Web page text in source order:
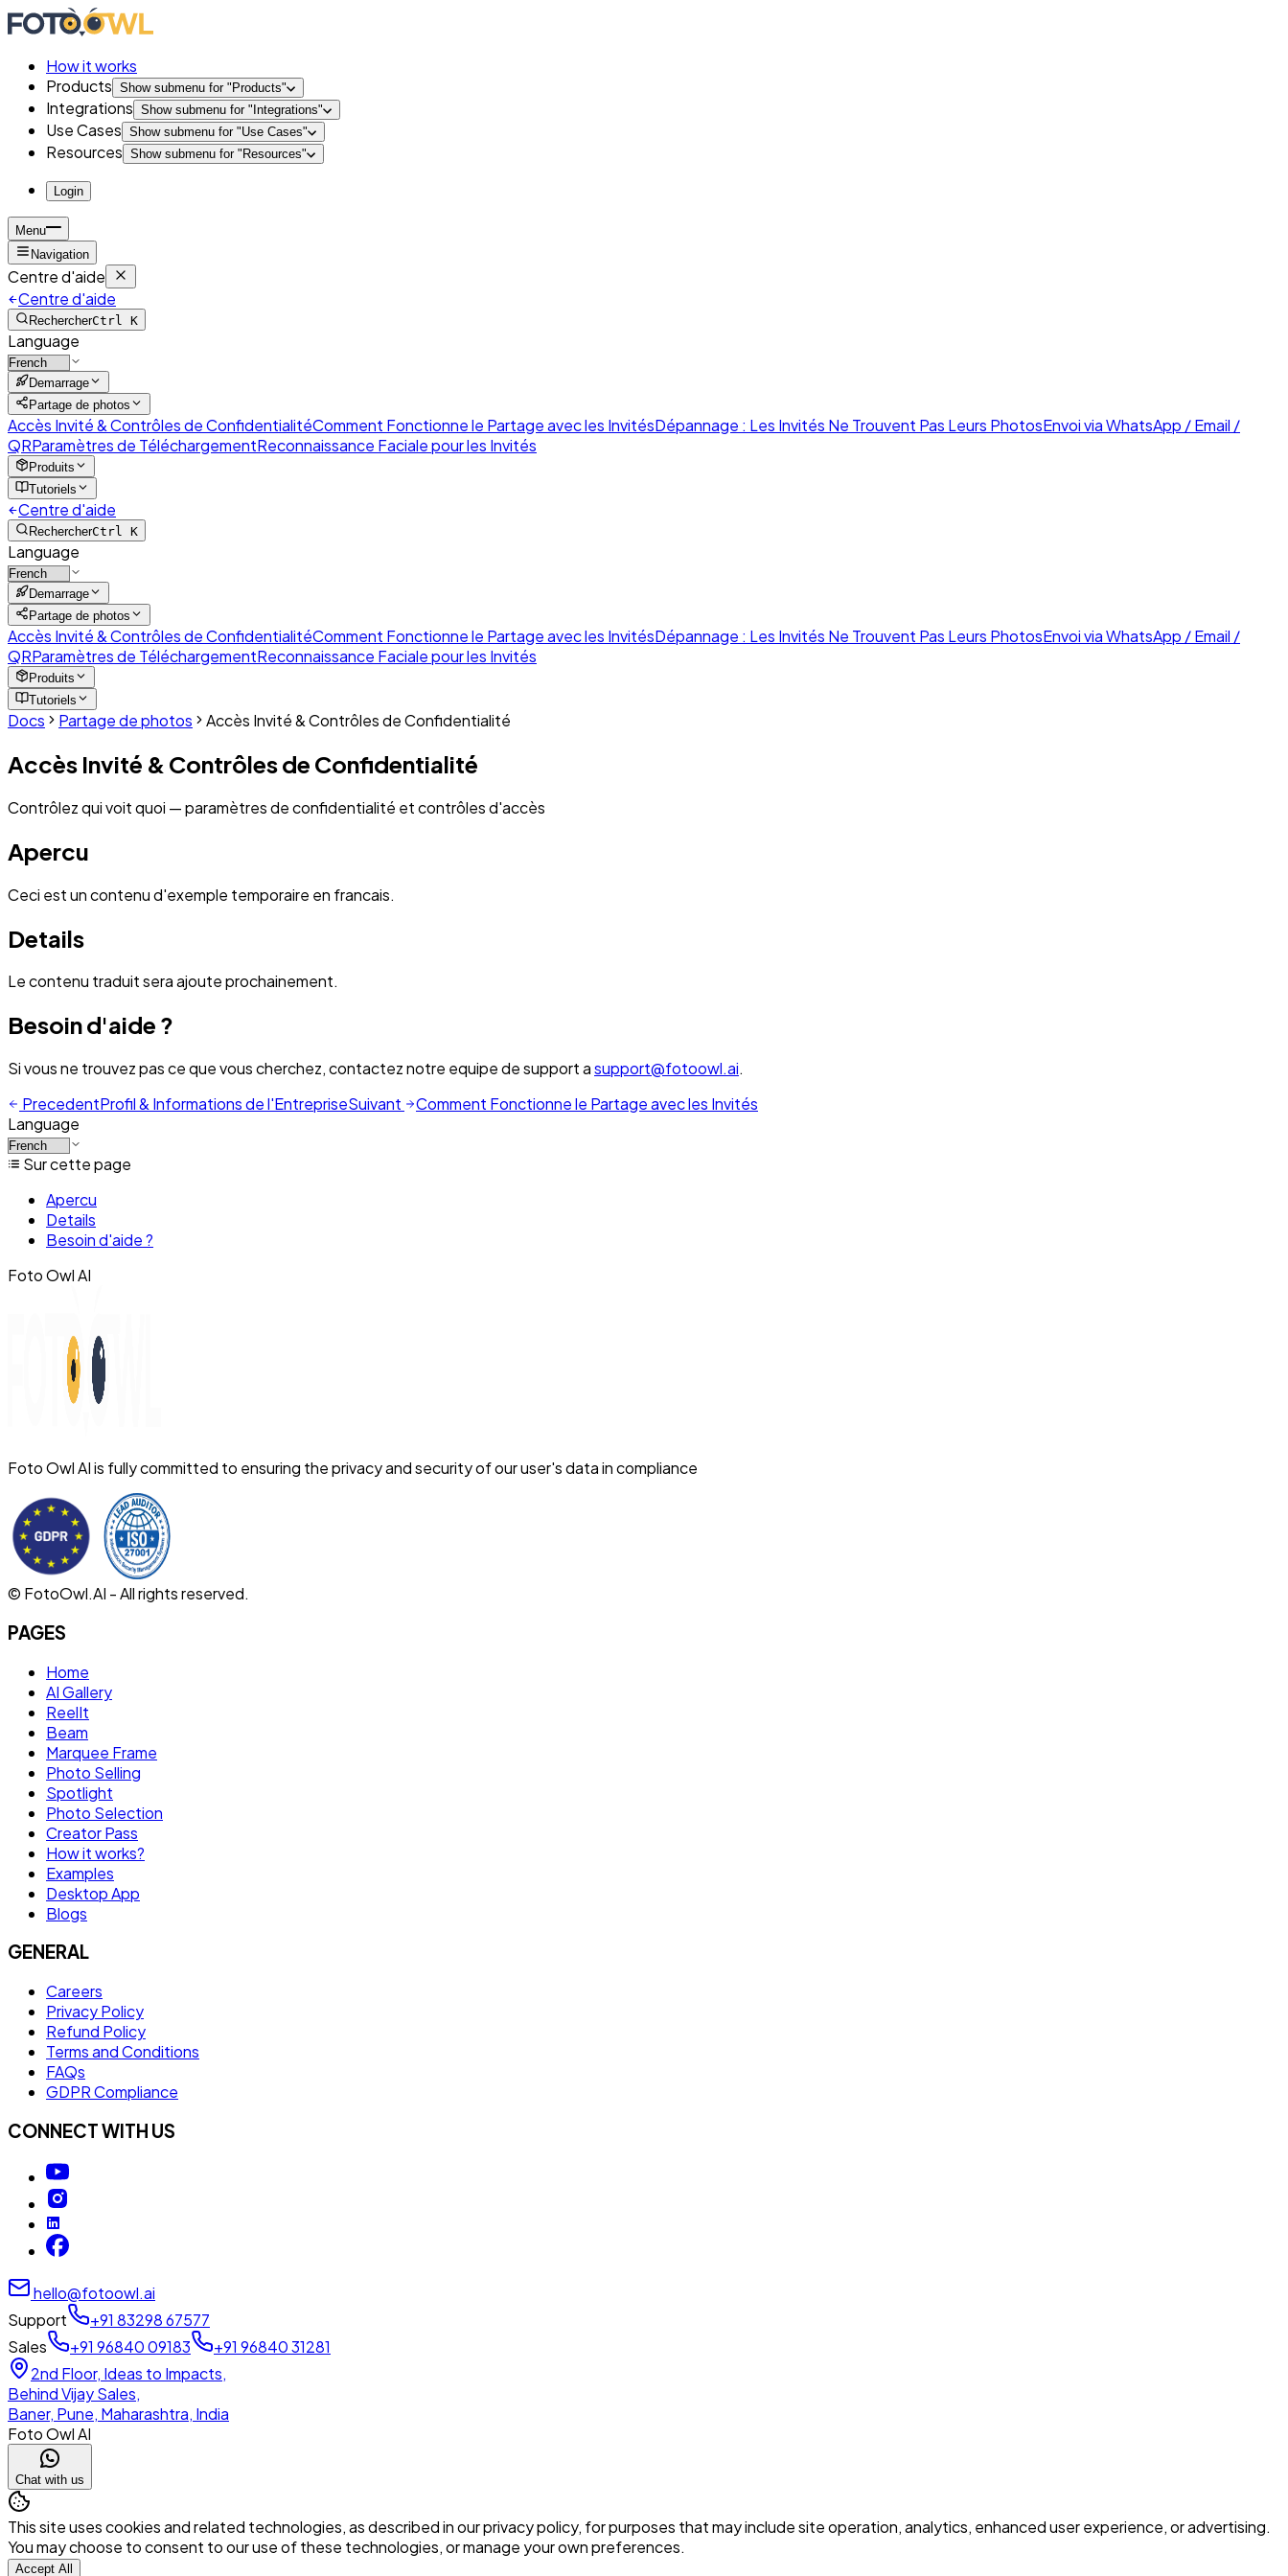
How it works
Products Show submenu for " Products"
Integrations Show submenu for " Integrations"
Use Cases Show submenu for "Use Cases"
Resources Show submenu for " Resources"
Login
Menu
Navigation
Centre d'aide
Centre d'aide
RechercherCtrl K
Language
Demarrage
Partage de photos
Accès Invité & Contrôles de ConfidentialitéComment Fonctionne le Partage avec les InvitésDépannage : Les Invités Ne Trouvent Pas Leurs PhotosEnvoi via WhatsApp / Email /
QRParamètres de TéléchargementReconnaissance Faciale pour les Invités
Produits
Tutoriels
Centre d'aide
RechercherCtrl K
Language
Demarrage
Partage de photos
Accès Invité & Contrôles de ConfidentialitéComment Fonctionne le Partage avec les InvitésDépannage : Les Invités Ne Trouvent Pas Leurs PhotosEnvoi via WhatsApp / Email /
QRParamètres de TéléchargementReconnaissance Faciale pour les Invités
Produits
Tutoriels
Docs Partage de photos Accès Invité & Contrôles de Confidentialité
Accès Invité & Contrôles de Confidentialité
Contrôlez qui voit quoi — paramètres de confidentialité et contrôles d'accès
Apercu
Ceci est un contenu d'exemple temporaire en francais.
Details
Le contenu traduit sera ajoute prochainement.
Besoin d'aide ?
Si vous ne trouvez pas ce que vous cherchez, contactez notre equipe de support asupport@fotoowl.ai.
PrecedentProfil & Informations de l'EntrepriseSuivant
Comment Fonctionne le Partage avec les Invités
Language
Sur cette page
Apercu
Details
Besoin d'aide ?
Foto Owl AI
Foto Owl AI is fully committed to ensuring the privacy and security of our user's data in compliance
© FotoOwl.AI - All rights reserved.
PAGES
Home
AI Gallery
ReelIt
Beam
Marquee Frame
Photo Selling
Spotlight
Photo Selection
Creator Pass
How it works?
Examples
Desktop App
Blogs
GENERAL
Careers
Privacy Policy
Refund Policy
Terms and Conditions
FAQs
GDPR Compliance
CONNECT WITH US
hello@fotoowl.ai
Support
+91 83298 67577
Sales
+91 96840 09183
+91 96840 31281
2nd Floor, Ideas to Impacts,
Behind Vijay Sales,
Baner, Pune, Maharashtra, India
Foto Owl AI
Chat with us
This site uses cookies and related technologies, as described in our privacy policy, for purposes that may include site operation, analytics, enhanced user experience, or advertising.
You may choose to consent to our use of these technologies, or manage your own preferences.
Accept All